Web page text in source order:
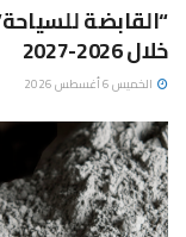
خلال 2026-2027
الخميس 6 أغسطس 2026